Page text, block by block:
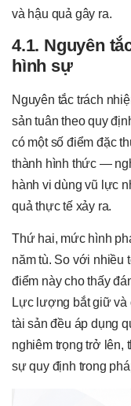
và hậu quả gây ra.
4.1. Nguyên
hình sự
Nguyên tắc trách
sản tuân theo quy
có một số điểm đặc
thành hình thức —
hành vi dùng vũ lực
quả thực tế xảy ra.
Thứ hai, mức hình
năm tù. So với nhiều
điểm này cho thấy
Lực lượng bắt giữ và
tài sản đều áp dụng
nghiêm trọng trở lên,
sự quy định trong